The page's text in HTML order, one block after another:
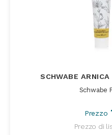
SCHWABE
Schwabe
Prezzo
Prezzo di